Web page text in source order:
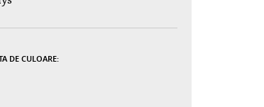
DE CULOARE: